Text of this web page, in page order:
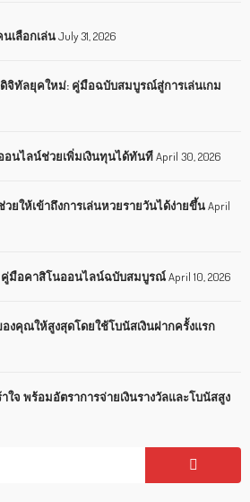
เลือกเล่นJuly 31, 2026
จิทัลยุคใหม่: คู่มือฉบับสมบูรณ์สู่การเล่นเกม
นไลน์ช่วยเพิ่มเงินทุนได้ทันทีApril 30, 2026
ยให้เข้าถึงการเล่นหวยรายวันได้ง่ายขึ้นApril
คู่มือคาสิโนออนไลน์ฉบับสมบูรณ์April 10, 2026
งคุณให้สูงสุดโดยใช้โบนัสเงินฝากครั้งแรก
จ พร้อมอัตราการจ่ายเงินรางวัลและโบนัสสูง